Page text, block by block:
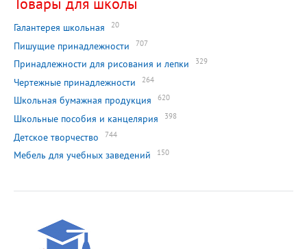
Галантерея школьная 20
Пишущие принадлежности 707
Принадлежности для рисования и лепки 329
Чертежные принадлежности 264
Школьная бумажная продукция 620
Школьные пособия и канцелярия 398
Детское творчество 744
Мебель для учебных заведений 150